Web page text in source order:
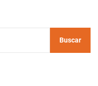
Buscar